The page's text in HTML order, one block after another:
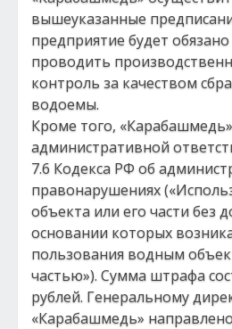
вышеуказанные
предприятие будет
проводить
контроль за качеством
водоемы.
Кроме того,
административной
7.6 Кодекса РФ об
правонарушениях
объекта или его части без
основании которых
пользования водным
частью»). Сумма штрафа
рублей. Генеральному
«Карабашмедь»